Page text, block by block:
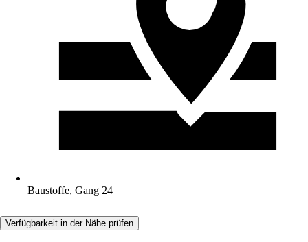
Baustoffe, Gang 24
Verfügbarkeit in der Nähe prüfen